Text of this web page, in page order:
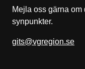
Mejla oss gärna
synpunkter.
gits@vgregion.se